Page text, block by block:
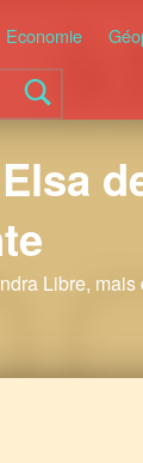
Economie
Libre,